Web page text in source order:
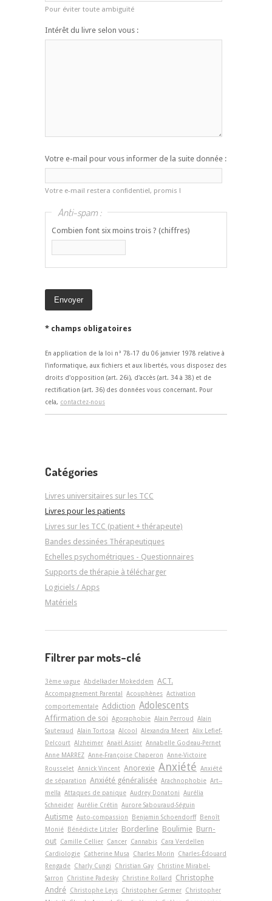
Pour éviter toute ambiguïté
Intérêt du livre selon vous :
Votre e-mail pour vous informer de la suite donnée :
Votre e-mail restera confidentiel, promis !
Anti-spam :
Combien font six moins trois ? (chiffres)
* champs obligatoires
En application de la loi n° 78-17 du 06 janvier 1978 relative à
l'informatique, aux fichiers et aux libertés, vous disposez des
droits d'opposition (art. 26i), d'accès (art. 34 à 38) et de
rectification (art. 36) des données vous concernant. Pour
cela, contactez-nous
Catégories
Livres universitaires sur les TCC
Livres pour les patients
Livres sur les TCC (patient + thérapeute)
Bandes dessinées Thérapeutiques
Echelles psychométriques - Questionnaires
Supports de thérapie à télécharger
Logiciels / Apps
Matériels
Filtrer par mots-clé
3ème vague Abdelkader Mokeddem ACT.
Accompagnement Parental Acouphènes Activation
comportementale Addiction Adolescents
Affirmation de soi Agoraphobie Alain Perroud Alain
Sauteraud Alain Tortosa Alcool Alexandra Meert Alix Lefief-
Delcourt Alzheimer Anaël Assier Annabelle Godeau-Pernet
Anne MARREZ Anne-Françoise Chaperon Anne-Victoire
Rousselet Annick Vincent Anorexie Anxiété Anxiété
de séparation Anxiété généralisée Arachnophobie Art-­
mella Attaques de panique Audrey Donatoni Aurélia
Schneider Aurélie Crétin Aurore Sabouraud-Séguin
Autisme Auto-compassion Benjamin Schoendorff Benoît
Monié Bénédicte Litzler Borderline Boulimie Burn-
out Camille Cellier Cancer Cannabis Cara Verdellen
Cardiologie Catherine Musa Charles Morin
Charles-Édouard
Rengade Charly Cungi Christian Gay Christine Mirabel-
Sarron
Christine Padesky Christine Rollard
Christophe
André Christophe Leys Christopher Germer Christopher